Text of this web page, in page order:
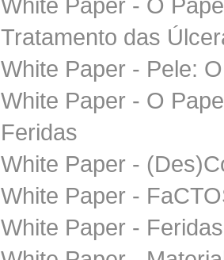
Tratamento das
White Paper - Pele:
White Paper - O
Feridas
White Paper -
White Paper -
White Paper -